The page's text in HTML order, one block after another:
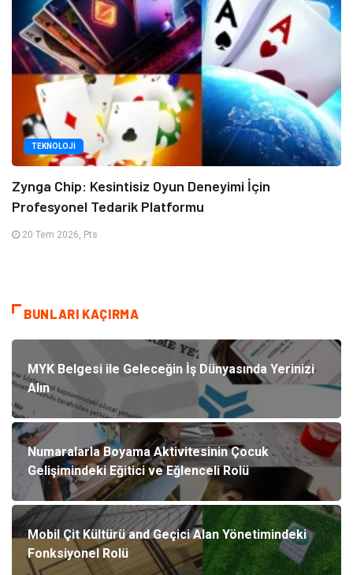
TEKNOLOJI
Zynga Chip: Kesintisiz Oyun Deneyimi İçin
Profesyonel Tedarik Platformu
20 Tem 2026, Pts
BUNLARI KAÇIRMA
MYK Belgesi ile Geleceğin İş Dünyasında Yerinizi
Alın
Numaralarla Boyama Aktivitesinin Çocuk
Gelişimindeki Eğitici ve Eğlenceli Rolü
Mobil Çit Kültürü and Geçici Alan Yönetimindeki
Fonksiyonel Rolü